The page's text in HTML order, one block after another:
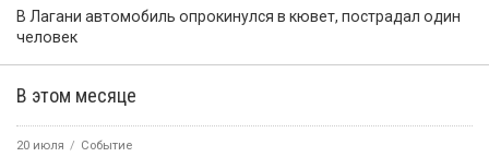
В Лагани автомобиль опрокинулся в кювет, пострадал один
человек
В этом месяце
20 июля Событие